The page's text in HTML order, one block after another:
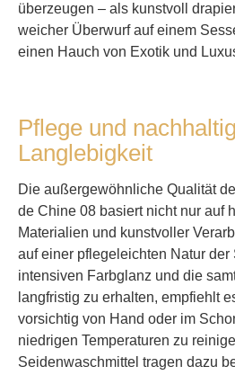
überzeugen – als kunstvoll
weicher Überwurf auf einem
einen Hauch von Exotik und
Pflege und
Langlebigkeit
Die außergewöhnliche Qualität
de Chine 08 basiert nicht nur auf
Materialien und kunstvoller
auf einer pflegeleichten Natur der
intensiven Farbglanz und die
langfristig zu erhalten, empfiehlt
vorsichtig von Hand oder im
niedrigen Temperaturen zu
Seidenwaschmittel tragen dazu